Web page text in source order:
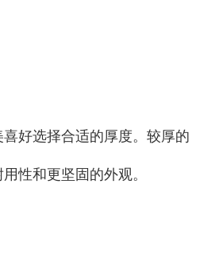
好选择合适的厚度。较厚的
性和更坚固的外观。